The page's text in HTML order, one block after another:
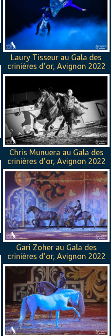
Laury Tisseur au Gala des
crinières d'or, Avignon 2022
Chris Munuera au Gala des
crinières d'or, Avignon 2022
Gari Zoher au Gala des
crinières d'or, Avignon 2022